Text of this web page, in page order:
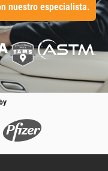
nuestro especialista.